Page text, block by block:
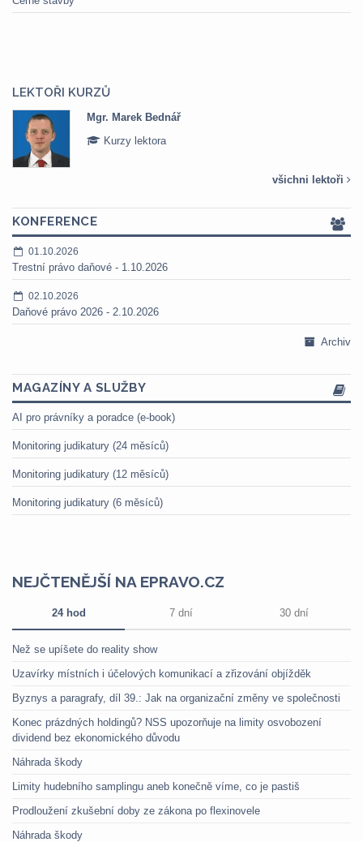
LEKTOŘI KURZŮ
Mgr. Marek Bednář
Kurzy lektora
všichni lektoři
KONFERENCE
01.10.2026
Trestní právo daňové - 1.10.2026
02.10.2026
Daňové právo 2026 - 2.10.2026
Archiv
MAGAZÍNY A SLUŽBY
AI pro právníky a poradce (e-book)
Monitoring judikatury (24 měsíců)
Monitoring judikatury (12 měsíců)
Monitoring judikatury (6 měsíců)
NEJČTENĚJŠÍ NA EPRAVO.CZ
24 hod 7 dní 30 dní
Než se upíšete do reality show
Uzavírky místních i účelových komunikací a zřizování objížděk
Byznys a paragrafy, díl 39.: Jak na organizační změny ve společnosti
Konec prázdných holdingů? NSS upozorňuje na limity osvobození
dividend bez ekonomického důvodu
Náhrada škody
Limity hudebního samplingu aneb konečně víme, co je pastiš
Prodloužení zkušební doby ze zákona po flexinovele
Náhrada škody